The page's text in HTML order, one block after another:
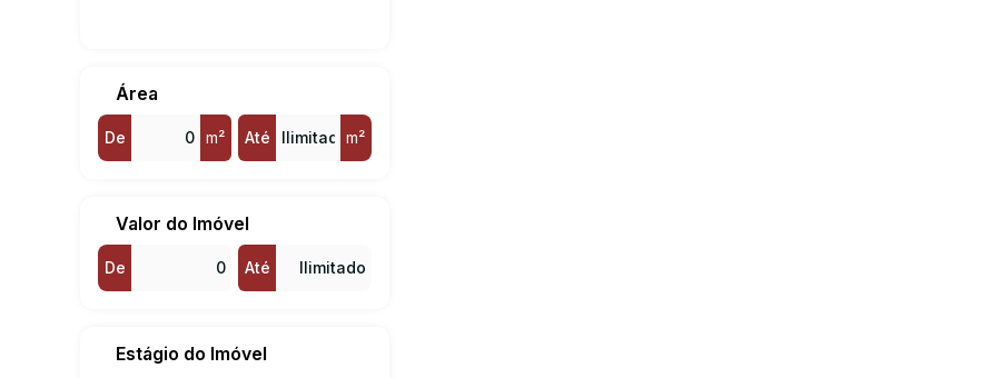
Área
De m² Até m²
Valor do Imóvel
De Até
Estágio do Imóvel